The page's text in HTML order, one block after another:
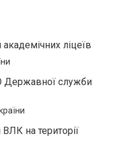
ліцеїв
служби
на території